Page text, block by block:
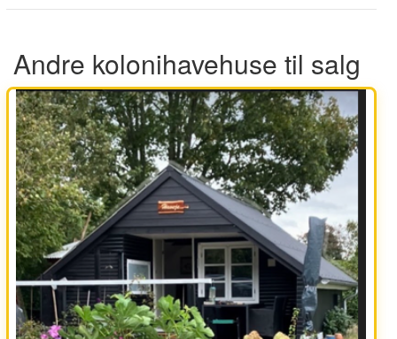
Andre kolonihavehuse til salg